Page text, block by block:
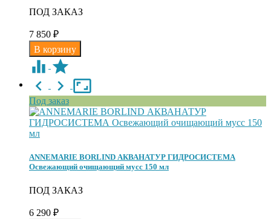
ПОД ЗАКАЗ
7 850 ₽
Под заказ
ANNEMARIE BORLIND АКВАНАТУР ГИДРОСИСТЕМА
Освежающий очищающий мусс 150 мл
ПОД ЗАКАЗ
6 290 ₽